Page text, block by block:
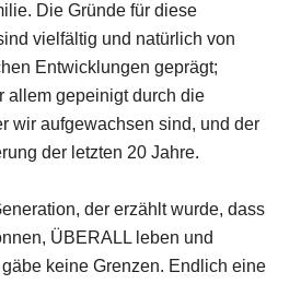
Die Gründe für diese
vielfältig und natürlich von
Entwicklungen geprägt;
allem gepeinigt durch die
wir aufgewachsen sind, und der
der letzten 20 Jahre.
der erzählt wurde, dass
ÜBERALL leben und
keine Grenzen. Endlich eine